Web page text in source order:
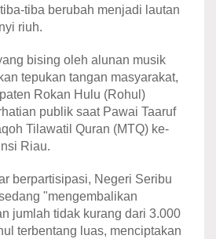
tiba berubah menjadi lautan
riuh.
bising oleh alunan musik
tepukan tangan masyarakat,
Rokan Hulu (Rohul)
publik saat Pawai Taaruf
Tilawatil Quran (MTQ) ke-
Riau.
berpartisipasi, Negeri Seribu
"mengembalikan
jumlah tidak kurang dari 3.000
terbentang luas, menciptakan